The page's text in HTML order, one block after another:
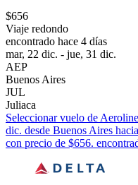
$656
Viaje redondo
encontrado hace 4 días
mar, 22 dic. - jue, 31 dic.
AEP
Buenos Aires
JUL
Juliaca
Seleccionar vuelo de
dic. desde Buenos Aires
con precio de $656.